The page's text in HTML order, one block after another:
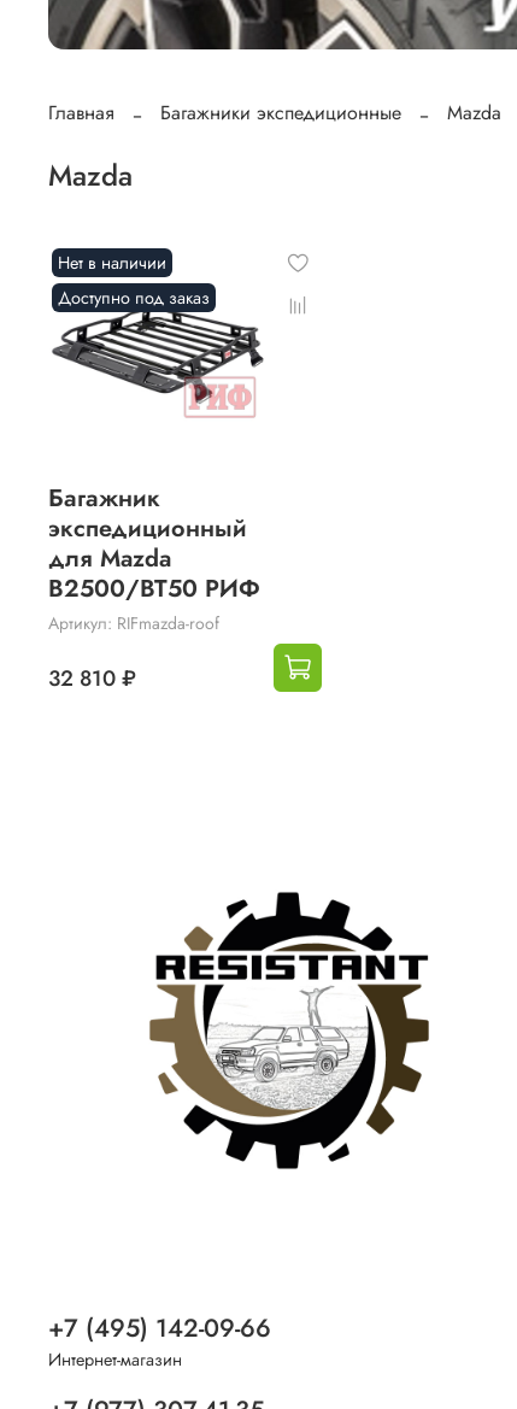
Главная Багажники экспедиционные Mazda
Mazda
Нет в наличии
Доступно под заказ
Багажник
экспедиционный
для Mazda
B2500/BT50 РИФ
Артикул: RIFmazda-roof
32 810 ₽
+7 (495) 142-09-66
Интернет-магазин